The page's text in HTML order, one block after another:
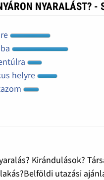
NYARALÁST? -
helyre
Kirándulások?
utazási